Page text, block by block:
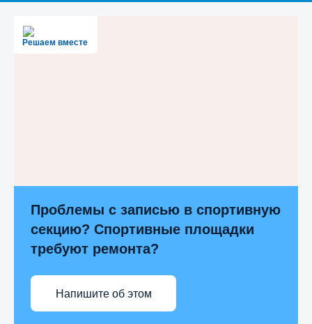
Решаем вместе
Проблемы с записью в спортивную
секцию? Спортивные площадки
требуют ремонта?
Напишите об этом